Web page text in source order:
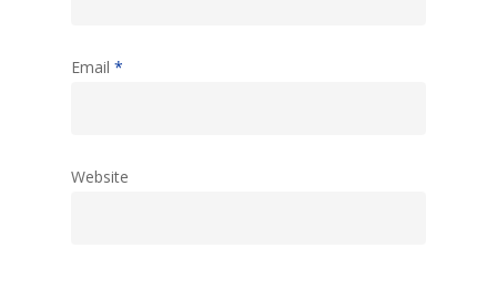
Email *
Website